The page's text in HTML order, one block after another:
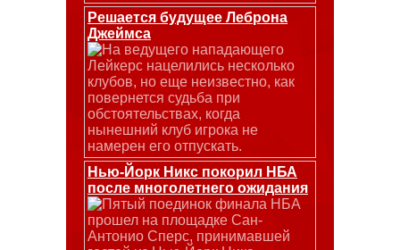
Решается будущее Леброна
Джеймса
На ведущего нападающего
Лейкерс нацелились несколько
клубов, но еще неизвестно, как
повернется судьба при
обстоятельствах, когда
нынешний клуб игрока не
намерен его отпускать.
Нью-Йорк Никс покорил НБА
после многолетнего ожидания
Пятый поединок финала НБА
прошел на площадке Сан-
Антонио Сперс, принимавшей